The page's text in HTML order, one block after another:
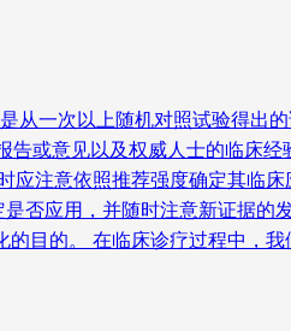
从一次以上随机对照试验得出
或意见以及权威人士的临床经
注意依照推荐强度确定其临
否应用，并随时注意新证据
目的。 在临床诊疗过程中，